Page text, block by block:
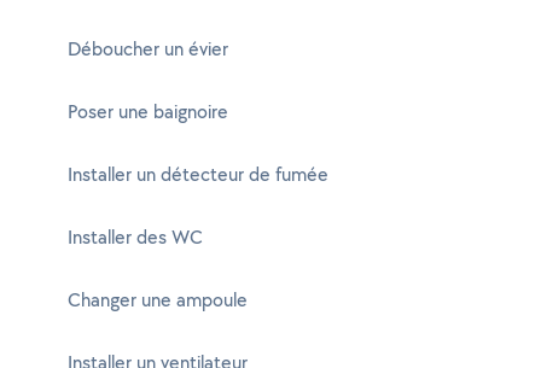
Déboucher un évier
Poser une baignoire
Installer un détecteur de fumée
Installer des WC
Changer une ampoule
Installer un ventilateur